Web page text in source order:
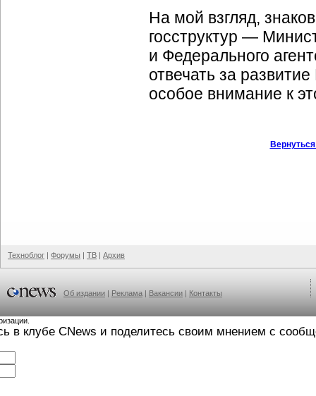
На мой взгляд,
госструктур —
и Федерального
отвечать за развитие
особое внимание к
Техноблог | Форумы | ТВ | Архив
Об издании | Реклама | Вакансии | Контакты
в клубе CNews и поделитесь своим мнением с